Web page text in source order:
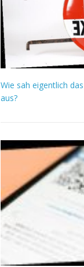
Wie sah eigentlich
aus?